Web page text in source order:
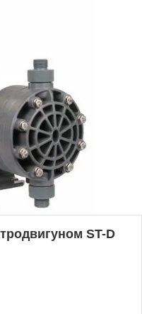
ST-D